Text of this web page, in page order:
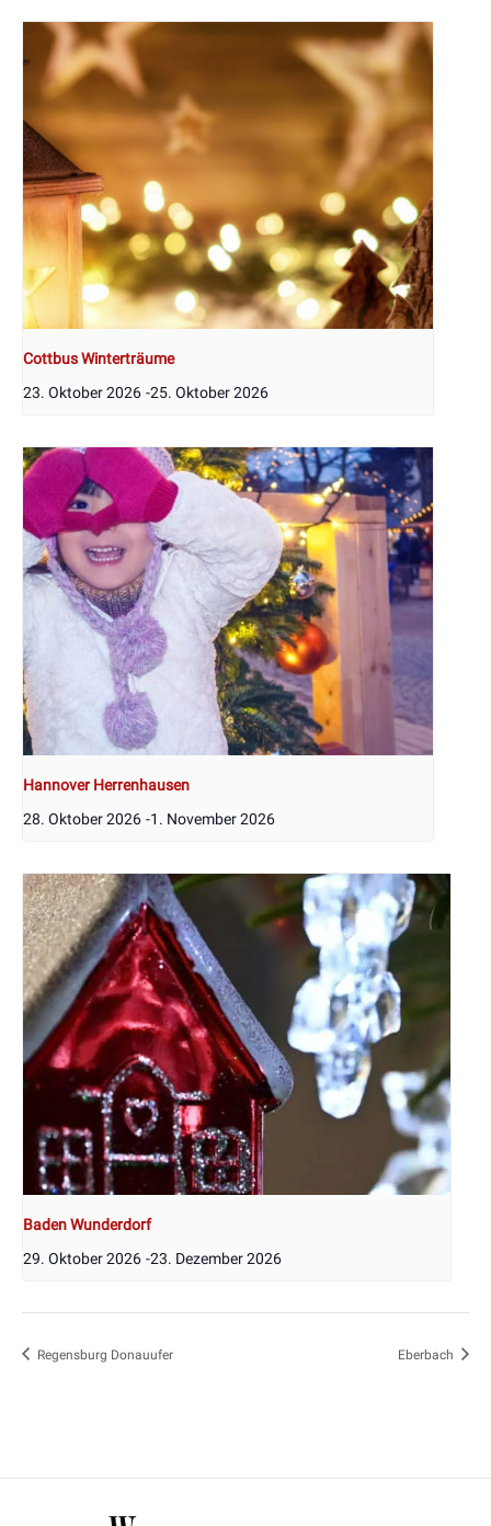
Cottbus Winterträume
23. Oktober 2026 -25. Oktober 2026
Hannover Herrenhausen
28. Oktober 2026 -1. November 2026
Baden Wunderdorf
29. Oktober 2026 -23. Dezember 2026
Regensburg Donauufer Eberbach